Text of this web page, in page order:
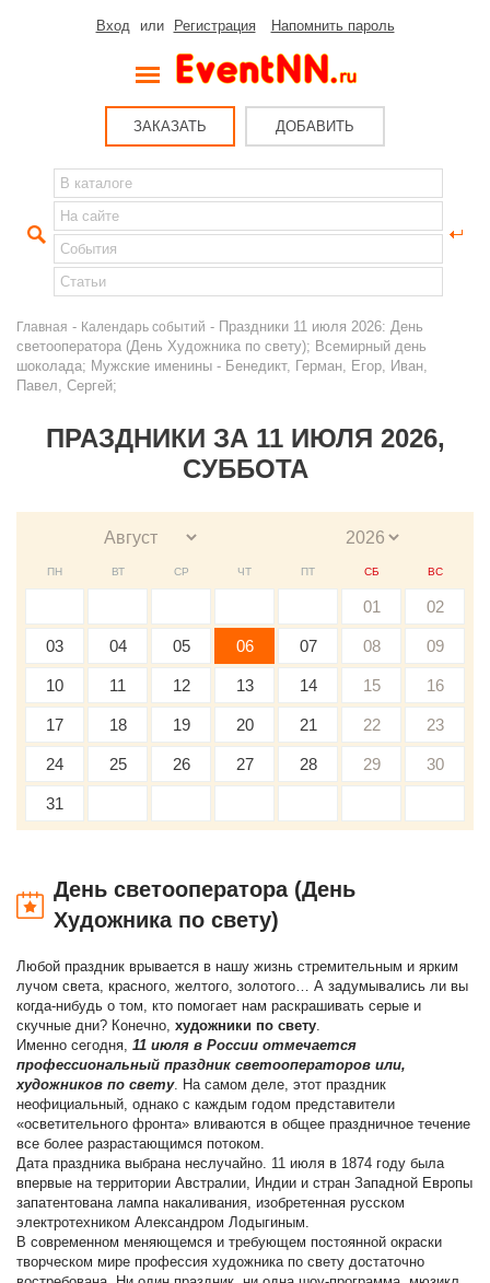
Вход или Регистрация Напомнить пароль
ЗАКАЗАТЬ ДОБАВИТЬ
Главная - Календарь событий - Праздники 11 июля 2026: День
светооператора (День Художника по свету); Всемирный день
шоколада; Мужские именины - Бенедикт, Герман, Егор, Иван,
Павел, Сергей;
ПРАЗДНИКИ ЗА 11 ИЮЛЯ 2026,
СУББОТА
ПН ВТ СР ЧТ ПТ СБ ВС
01 02
03 04 05 06 07 08 09
10 11 12 13 14 15 16
17 18 19 20 21 22 23
24 25 26 27 28 29 30
31
День светооператора (День
Художника по свету)
Любой праздник врывается в нашу жизнь стремительным и ярким
лучом света, красного, желтого, золотого… А задумывались ли вы
когда-нибудь о том, кто помогает нам раскрашивать серые и
скучные дни? Конечно, художники по свету.
Именно сегодня, 11 июля в России отмечается
профессиональный праздник светооператоров или,
художников по свету. На самом деле, этот праздник
неофициальный, однако с каждым годом представители
«осветительного фронта» вливаются в общее праздничное течение
все более разрастающимся потоком.
Дата праздника выбрана неслучайно. 11 июля в 1874 году была
впервые на территории Австралии, Индии и стран Западной Европы
запатентована лампа накаливания, изобретенная русском
электротехником Александром Лодыгиным.
В современном меняющемся и требующем постоянной окраски
творческом мире профессия художника по свету достаточно